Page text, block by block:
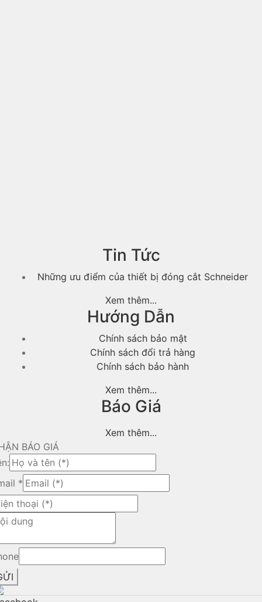
Tin Tức
Những ưu điểm của thiết bị đóng cắt Schneider
Xem thêm...
Hướng Dẫn
Chính sách bảo mật
Chính sách đổi trả hàng
Chính sách bảo hành
Xem thêm...
Báo Giá
Xem thêm...
BÁO GIÁ
*